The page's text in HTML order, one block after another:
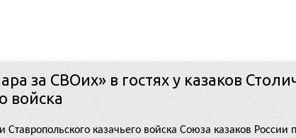
за СВОих» в гостях у казаков
войска
Ставропольского казачьего войска Союза казаков